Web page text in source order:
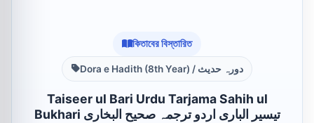
কিতাবের বিস্তারিত
Dora e Hadith (8th Year) / دورہ حدیث
Taiseer ul Bari Urdu Tarjama Sahih ul
Bukhari تیسیر الباری اردو ترجمہ صحیح البخاری